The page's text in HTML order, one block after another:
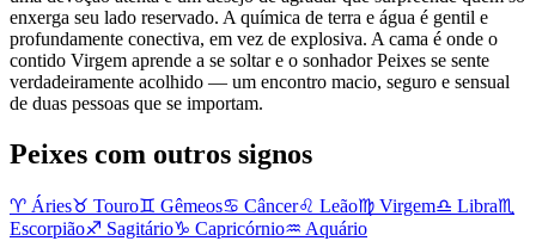
enxerga seu lado reservado. A química de terra e água é gentil e
profundamente conectiva, em vez de explosiva. A cama é onde o
contido Virgem aprende a se soltar e o sonhador Peixes se sente
verdadeiramente acolhido — um encontro macio, seguro e sensual
de duas pessoas que se importam.
Peixes com outros signos
♈ Áries♉ Touro♊ Gêmeos♋ Câncer♌ Leão♍ Virgem♎ Libra♏
Escorpião♐ Sagitário♑ Capricórnio♒ Aquário